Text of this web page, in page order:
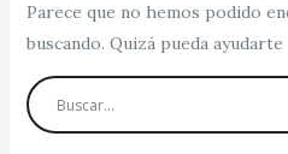
Parece que no hemos podido
buscando. Quizá pueda ayudarte